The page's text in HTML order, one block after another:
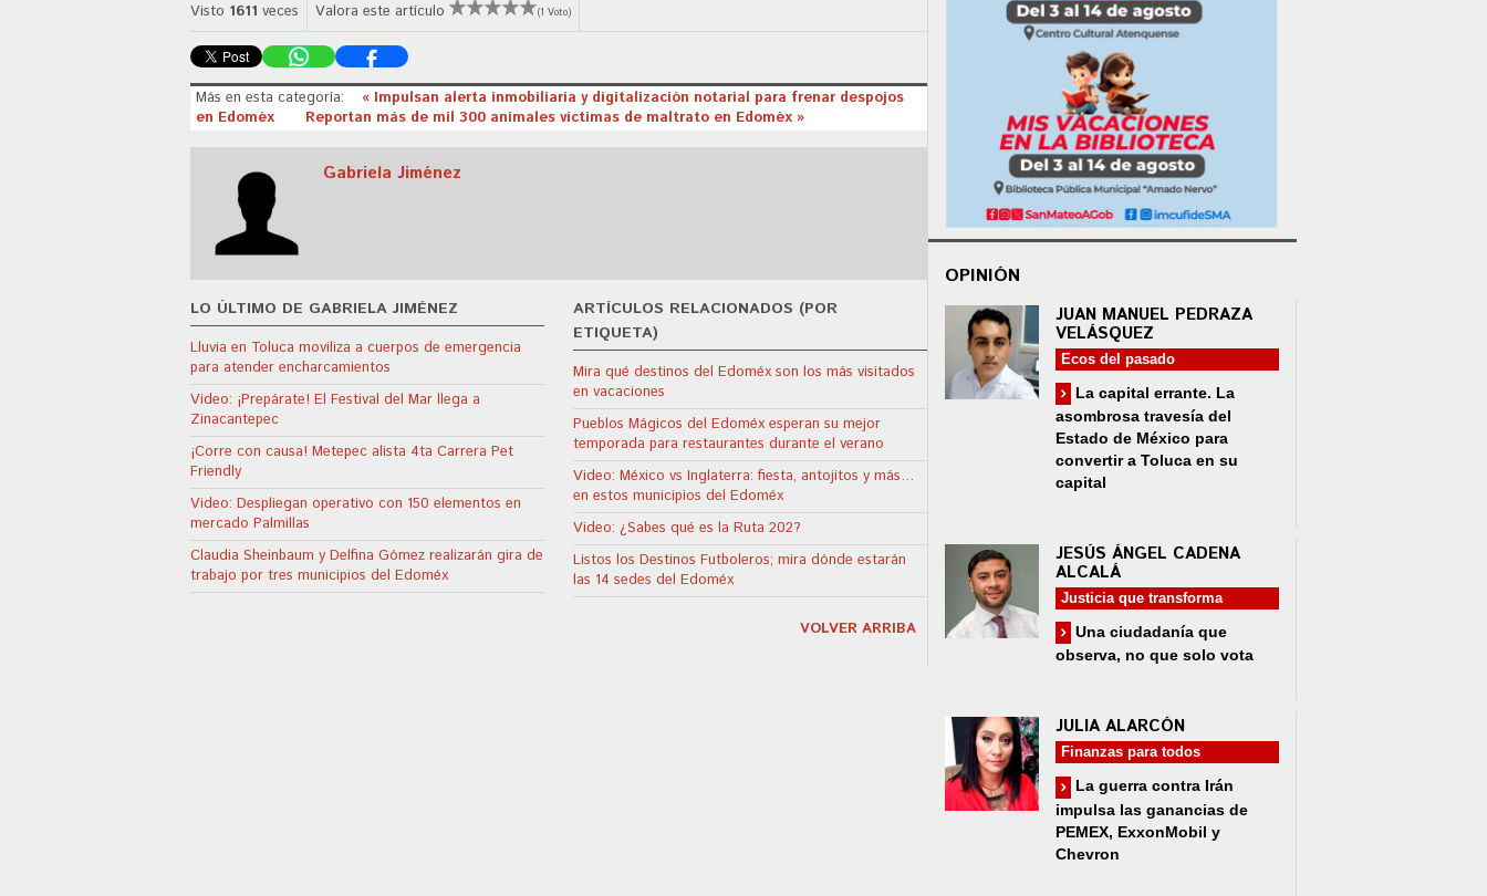
Visto 1611 veces Valora este artículo (1 Voto)
Más en esta categoría:
« Impulsan alerta inmobiliaria y digitalización notarial para frenar despojos
en Edoméx
Reportan más de mil 300 animales víctimas de maltrato en Edoméx »
Gabriela Jiménez
LO ÚLTIMO DE GABRIELA JIMÉNEZ
Lluvia en Toluca moviliza a cuerpos de emergencia
para atender encharcamientos
Video: ¡Prepárate! El Festival del Mar llega a
Zinacantepec
¡Corre con causa! Metepec alista 4ta Carrera Pet
Friendly
Video: Despliegan operativo con 150 elementos en
mercado Palmillas
Claudia Sheinbaum y Delfina Gómez realizarán gira de
trabajo por tres municipios del Edoméx
ARTÍCULOS RELACIONADOS (POR
ETIQUETA)
Mira qué destinos del Edoméx son los más visitados
en vacaciones
Pueblos Mágicos del Edoméx esperan su mejor
temporada para restaurantes durante el verano
Video: México vs Inglaterra: fiesta, antojitos y más…
en estos municipios del Edoméx
Video: ¿Sabes qué es la Ruta 202?
Listos los Destinos Futboleros; mira dónde estarán
las 14 sedes del Edoméx
VOLVER ARRIBA
OPINIÓN
JUAN MANUEL PEDRAZA
VELÁSQUEZ
Ecos del pasado
La capital errante. La
asombrosa travesía del
Estado de México para
convertir a Toluca en su
capital
JESÚS ÁNGEL CADENA
ALCALÁ
Justicia que transforma
Una ciudadanía que
observa, no que solo vota
JULIA ALARCÓN
Finanzas para todos
La guerra contra Irán
impulsa las ganancias de
PEMEX, ExxonMobil y
Chevron